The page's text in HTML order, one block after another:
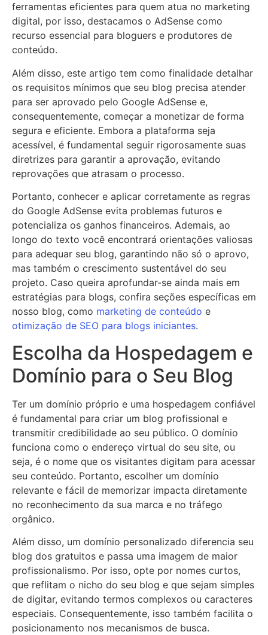
ferramentas eficientes para quem atua no marketing
digital, por isso, destacamos o AdSense como
recurso essencial para bloguers e produtores de
conteúdo.
Além disso, este artigo tem como finalidade detalhar
os requisitos mínimos que seu blog precisa atender
para ser aprovado pelo Google AdSense e,
consequentemente, começar a monetizar de forma
segura e eficiente. Embora a plataforma seja
acessível, é fundamental seguir rigorosamente suas
diretrizes para garantir a aprovação, evitando
reprovações que atrasam o processo.
Portanto, conhecer e aplicar corretamente as regras
do Google AdSense evita problemas futuros e
potencializa os ganhos financeiros. Ademais, ao
longo do texto você encontrará orientações valiosas
para adequar seu blog, garantindo não só o aprovo,
mas também o crescimento sustentável do seu
projeto. Caso queira aprofundar-se ainda mais em
estratégias para blogs, confira seções específicas em
nosso blog, como marketing de conteúdo e
otimização de SEO para blogs iniciantes.
Escolha da Hospedagem e
Domínio para o Seu Blog
Ter um domínio próprio e uma hospedagem confiável
é fundamental para criar um blog profissional e
transmitir credibilidade ao seu público. O domínio
funciona como o endereço virtual do seu site, ou
seja, é o nome que os visitantes digitam para acessar
seu conteúdo. Portanto, escolher um domínio
relevante e fácil de memorizar impacta diretamente
no reconhecimento da sua marca e no tráfego
orgânico.
Além disso, um domínio personalizado diferencia seu
blog dos gratuitos e passa uma imagem de maior
profissionalismo. Por isso, opte por nomes curtos,
que reflitam o nicho do seu blog e que sejam simples
de digitar, evitando termos complexos ou caracteres
especiais. Consequentemente, isso também facilita o
posicionamento nos mecanismos de busca.